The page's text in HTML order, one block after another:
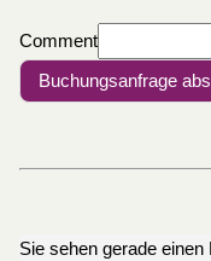
Comment
Buchungsanfrage
Sie sehen gerade